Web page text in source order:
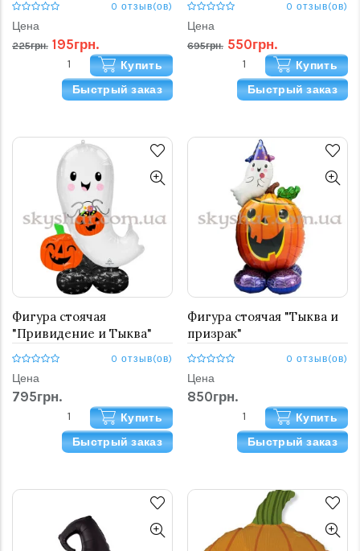
0 отзыв(ов)
Цена
225грн. 195грн.
Купить
Быстрый заказ
0 отзыв(ов)
Цена
695грн. 550грн.
Купить
Быстрый заказ
Фигура стоячая
"Привидение и Тыква"
0 отзыв(ов)
Цена
795грн.
Купить
Быстрый заказ
Фигура стоячая "Тыква и
призрак"
0 отзыв(ов)
Цена
850грн.
Купить
Быстрый заказ